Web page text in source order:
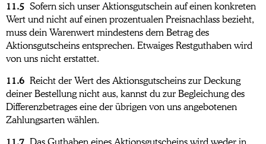
11.5 Sofern sich unser Aktionsgutschein auf einen konkreten
Wert und nicht auf einen prozentualen Preisnachlass bezieht,
muss dein Warenwert mindestens dem Betrag des
Aktionsgutscheins entsprechen. Etwaiges Restguthaben wird
von uns nicht erstattet.
11.6 Reicht der Wert des Aktionsgutscheins zur Deckung
deiner Bestellung nicht aus, kannst du zur Begleichung des
Differenzbetrages eine der übrigen von uns angebotenen
Zahlungsarten wählen.